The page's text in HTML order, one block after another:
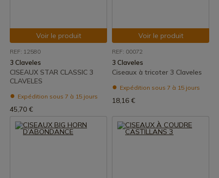
Voir le produit
REF: 12580
3 Claveles
CISEAUX STAR CLASSIC 3
CLAVELES
Expédition sous 7 à 15 jours
45,70 €
Voir le produit
REF: 00072
3 Claveles
Ciseaux à tricoter 3 Claveles
Expédition sous 7 à 15 jours
18,16 €